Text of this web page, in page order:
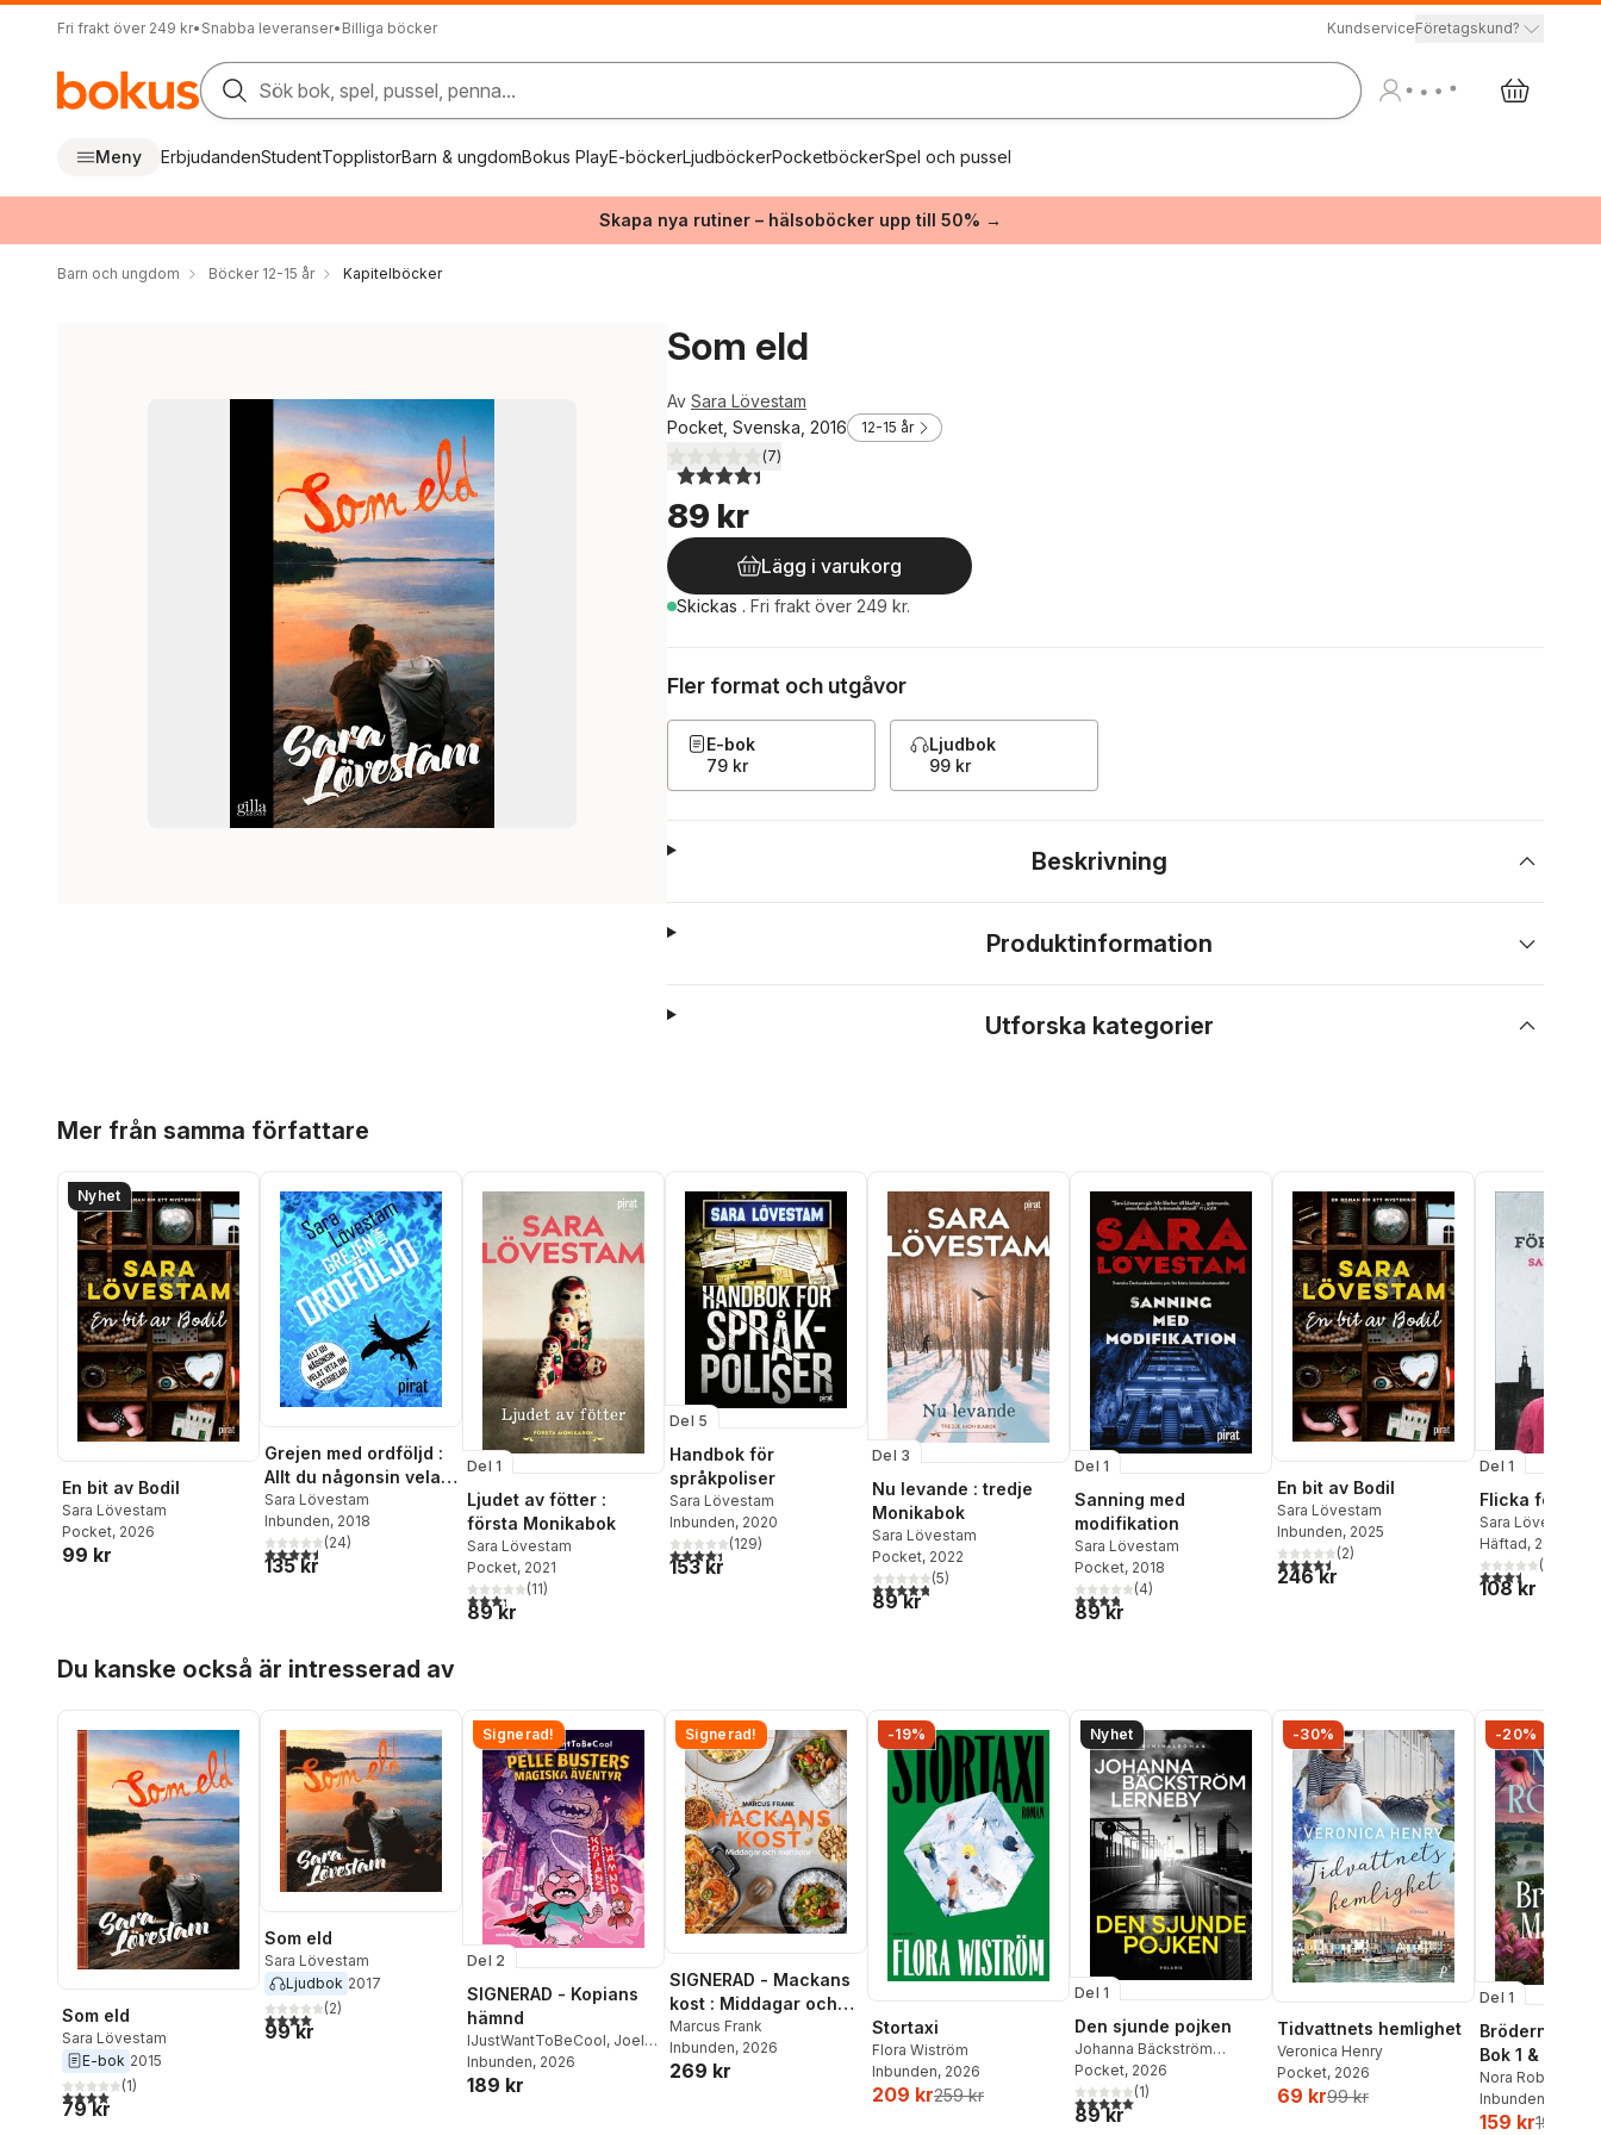
Fri frakt över 249 kr• Snabba leveranser• Billiga böcker KundserviceFöretagskund?
Sök bok, spel, pussel, penna...
Meny ErbjudandenStudentTopplistorBarn & ungdomBokus PlayE-böckerLjudböckerPocketböckerSpel och pussel
Skapa nya rutiner – hälsoböcker upp till 50% →
Barn och ungdom Böcker 12-15 år Kapitelböcker
Som eld
Av Sara Lövestam
Pocket, Svenska, 2016
12-15 år
4,4utav 5 stjärnor. Totalt antal röster:
(7)
89 kr
Lägg i varukorg
Skickas . Fri frakt över 249 kr.
Fler format och utgåvor
E-bok
79 kr
Ljudbok
99 kr
Beskrivning
Produktinformation
Utforska kategorier
Mer från samma författare
Nyhet
En bit av Bodil
Sara Lövestam
Pocket, 2026
99 kr
Grejen med ordföljd :
Allt du någonsin velat
veta om satsdelar
Sara Lövestam
Inbunden, 2018
4,5utav 5 stjärnor. Totalt antal röster:
(24)
135 kr
Del 1
Ljudet av fötter :
första Monikabok
Sara Lövestam
Pocket, 2021
3,3utav 5 stjärnor. Totalt antal röster:
(11)
89 kr
Del 5
Handbok för
språkpoliser
Sara Lövestam
Inbunden, 2020
4,4utav 5 stjärnor. Totalt antal röster:
(129)
153 kr
Del 3
Nu levande : tredje
Monikabok
Sara Lövestam
Pocket, 2022
4,8utav 5 stjärnor. Totalt antal röster:
(5)
89 kr
Del 1
Sanning med
modifikation
Sara Lövestam
Pocket, 2018
3,8utav 5 stjärnor. Totalt antal röster:
(4)
89 kr
En bit av Bodil
Sara Lövestam
Inbunden, 2025
4,5utav 5 stjärnor. Totalt antal röster:
(2)
246 kr
Del 1
Flicka
Sara Lövestam
Häftad, 2015
3,5utav 5(
108 kr
Du kanske också är intresserad av
Som eld
Sara Lövestam
E-bok 2015
4,0utav 5 stjärnor. Totalt antal röster:
(1)
79 kr
Som eld
Sara Lövestam
Ljudbok 2017
4,0utav 5 stjärnor. Totalt antal röster:
(2)
99 kr
Signerad!
Del 2
SIGNERAD - Kopians
hämnd
IJustWantToBeCool, Joel
Adolphson,Emil Ejdemo
Beer ,Victor Beer
Inbunden, 2026
189 kr
Signerad!
SIGNERAD - Mackans
kost : Middagar och
matlådor
Marcus Frank
Inbunden, 2026
269 kr
-19%
Stortaxi
Flora Wiström
Inbunden, 2026
209 kr259 kr
Nyhet
Del 1
Den sjunde pojken
Johanna Bäckström
Lerneby
Pocket, 2026
5,0utav 5 stjärnor. Totalt antal röster:
(1)
89 kr
-30%
Tidvattnets hemlighet
Veronica Henry
Pocket, 2026
69 kr99 kr
-20%
Del 1
Bröderna
Bok 1 & 2
Nora Roberts
Inbunden
159 kr199 kr